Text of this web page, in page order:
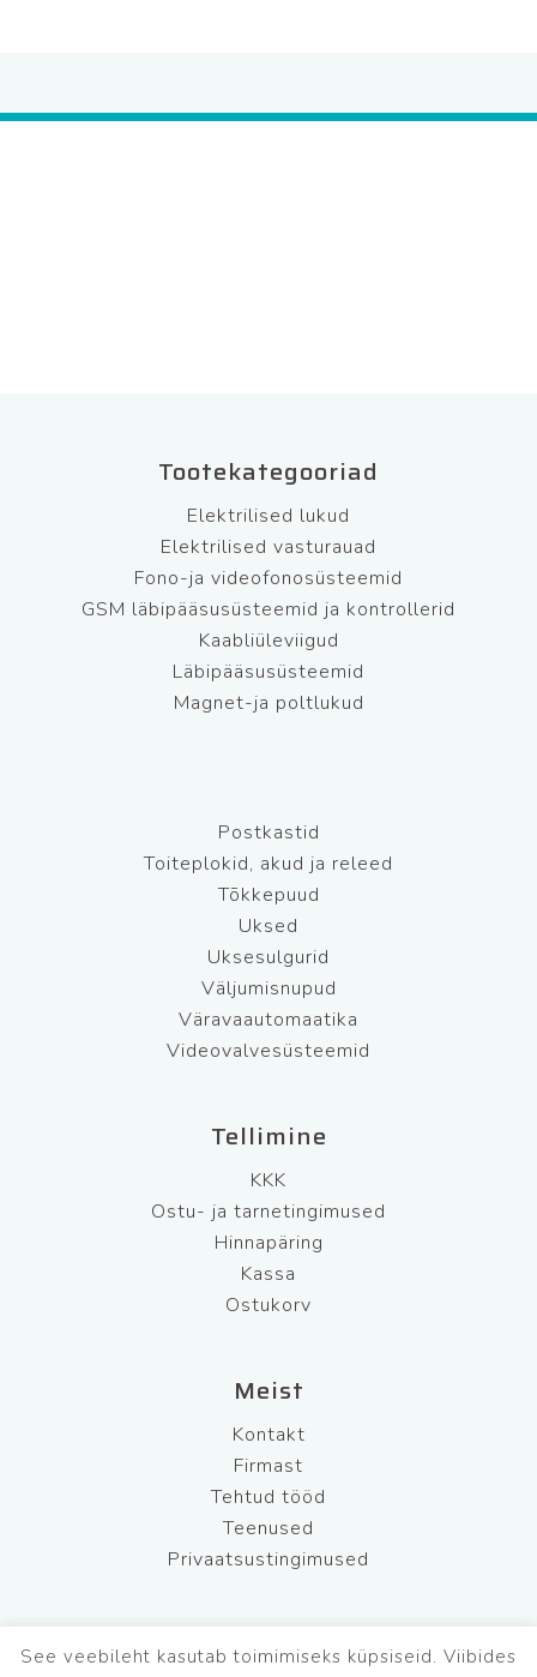
Tootekategooriad
Elektrilised lukud
Elektrilised vasturauad
Fono-ja videofonosüsteemid
GSM läbipääsusüsteemid ja kontrollerid
Kaabliüleviigud
Läbipääsusüsteemid
Magnet-ja poltlukud
Postkastid
Toiteplokid, akud ja releed
Tõkkepuud
Uksed
Uksesulgurid
Väljumisnupud
Väravaautomaatika
Videovalvesüsteemid
Tellimine
KKK
Ostu- ja tarnetingimused
Hinnapäring
Kassa
Ostukorv
Meist
Kontakt
Firmast
Tehtud tööd
Teenused
Privaatsustingimused
BFL Security OÜ Tel: +372 681 7220
See veebileht kasutab toimimiseks küpsiseid. Viibides